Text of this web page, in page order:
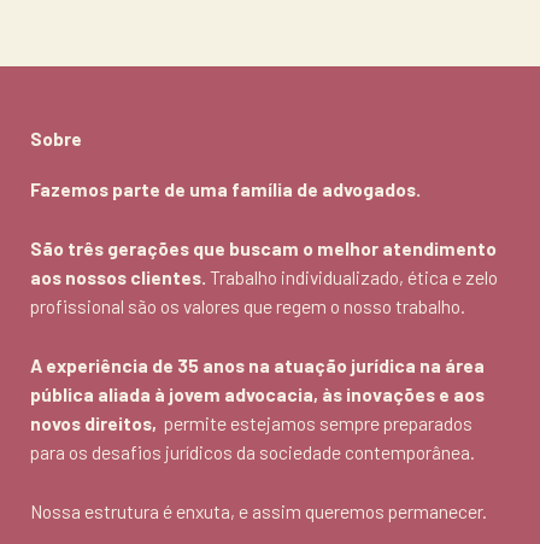
Sobre
Fazemos parte de uma família de advogados.
São três gerações que buscam o melhor atendimento
aos nossos clientes. Trabalho individualizado, ética e zelo
profissional são os valores que regem o nosso trabalho.
A experiência de 35 anos na atuação jurídica na área
pública aliada à jovem advocacia, às inovações e aos
novos direitos, permite estejamos sempre preparados
para os desafios jurídicos da sociedade contemporânea.
Nossa estrutura é enxuta, e assim queremos permanecer.